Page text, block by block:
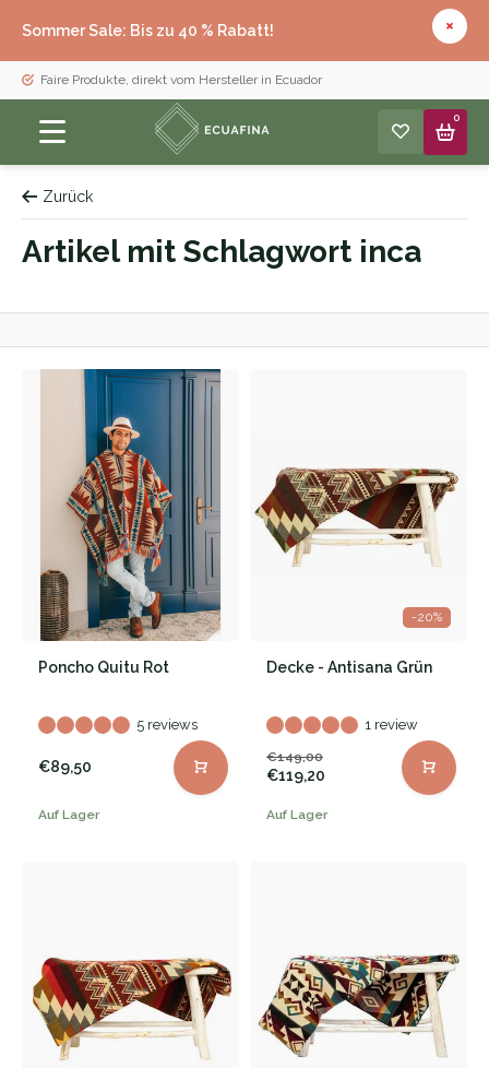
Sommer Sale: Bis zu 40 % Rabatt!
Faire Produkte, direkt vom Hersteller in Ecuador
0
Zurück
Artikel mit Schlagwort inca
Poncho Quitu Rot
5 reviews
€89,50
Auf Lager
-20%
Decke - Antisana Grün
1 review
€149,00
€119,20
Auf Lager